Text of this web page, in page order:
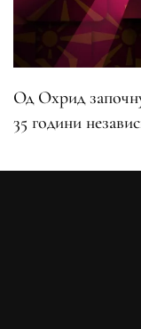
Од Охрид
35 години